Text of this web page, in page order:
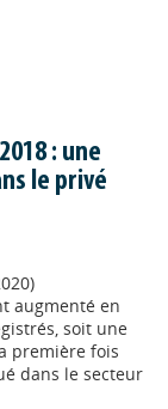
: une
le privé
augmenté en
soit une
première fois
dans le secteur